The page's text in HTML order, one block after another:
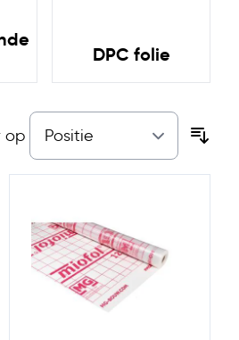
DPC folie
op